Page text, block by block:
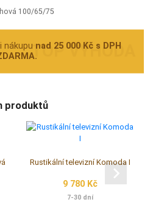
100/65/75
nákupu nad 25 000 Kč s DPH
produktů
Rustikální televizní Komoda I
9 780 Kč
7-30 dní